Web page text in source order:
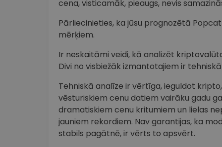
cena, visticamāk, pieaugs, nevis
Pārliecinieties, ka jūsu prognozētā
mērķiem.
Ir neskaitāmi veidi, kā analizēt
Divi no visbiežāk izmantotajiem ir
Tehniskā analīze ir vērtīga, ieguldot
vēsturiskiem cenu datiem vairāku gadu
dramatiskiem cenu kritumiem un lielas
jauniem rekordiem. Nav garantijas, ka
stabils pagātnē, ir vērts to apsvērt.